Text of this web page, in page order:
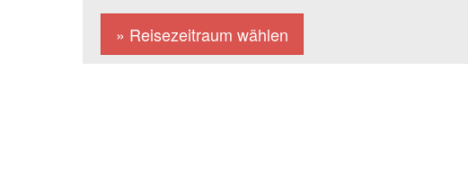
» Reisezeitraum wählen